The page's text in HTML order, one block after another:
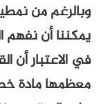
وبالرغم من
يمكننا أن نفهم
في الاعتبار أن
معظمها مادة